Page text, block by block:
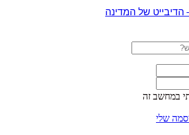
הדיבייט של המדינה
במחשב זה
שלי